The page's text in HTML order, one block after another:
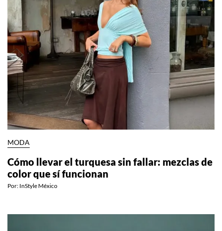
MODA
Cómo llevar el turquesa sin fallar: mezclas de
color que sí funcionan
Por: InStyle México